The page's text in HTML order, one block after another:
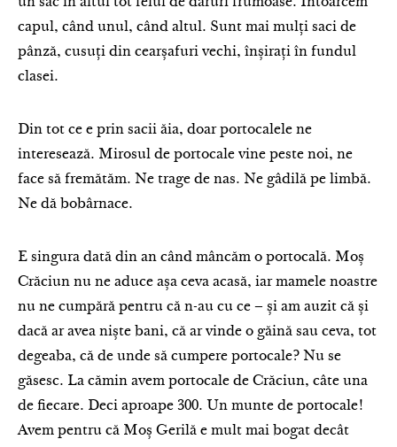
capul, când unul, când altul. Sunt mai mulți saci de
pânză, cusuți din cearșafuri vechi, înșirați în fundul
clasei.
Din tot ce e prin sacii ăia, doar portocalele ne
interesează. Mirosul de portocale vine peste noi, ne
face să fremătăm. Ne trage de nas. Ne gâdilă pe limbă.
Ne dă bobârnace.
E singura dată din an când mâncăm o portocală. Moș
Crăciun nu ne aduce așa ceva acasă, iar mamele noastre
nu ne cumpără pentru că n-au cu ce – și am auzit că și
dacă ar avea niște bani, că ar vinde o găină sau ceva, tot
degeaba, că de unde să cumpere portocale? Nu se
găsesc. La cămin avem portocale de Crăciun, câte una
de fiecare. Deci aproape 300. Un munte de portocale!
Avem pentru că Moș Gerilă e mult mai bogat decât